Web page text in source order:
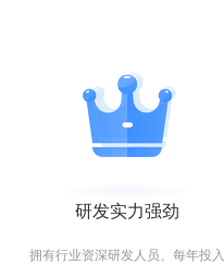
研发实力强劲
拥有行业资深研发人员、每年投入